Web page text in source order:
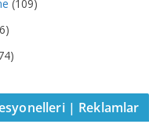
(109)
| Reklamlar